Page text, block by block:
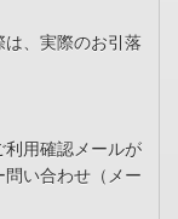
、実際のお引落
利用確認メールが
い合わせ（メー